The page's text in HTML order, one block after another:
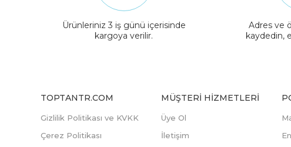
Ürünleriniz 3 iş günü içerisinde
kargoya verilir.
Adres ve
kaydedin,
TOPTANTR.COM
Gizlilik Politikası ve KVKK
Çerez Politikası
MÜŞTERI HIZMETLERI
Üye Ol
İletişim